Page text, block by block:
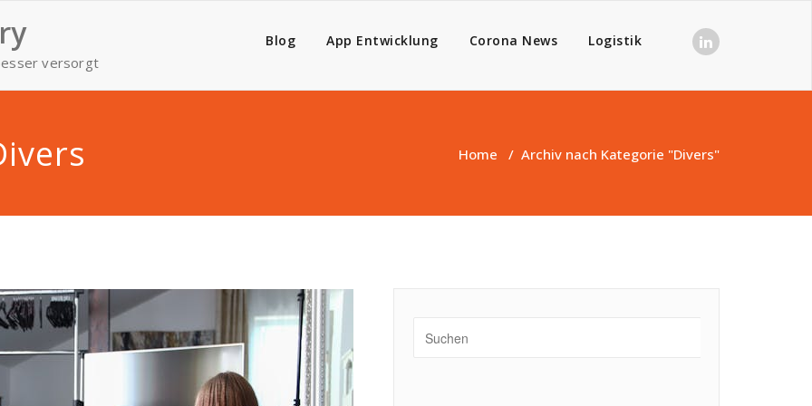
versorgt
Blog App Entwicklung Corona News Logistik
Home / Archiv nach Kategorie "Divers"